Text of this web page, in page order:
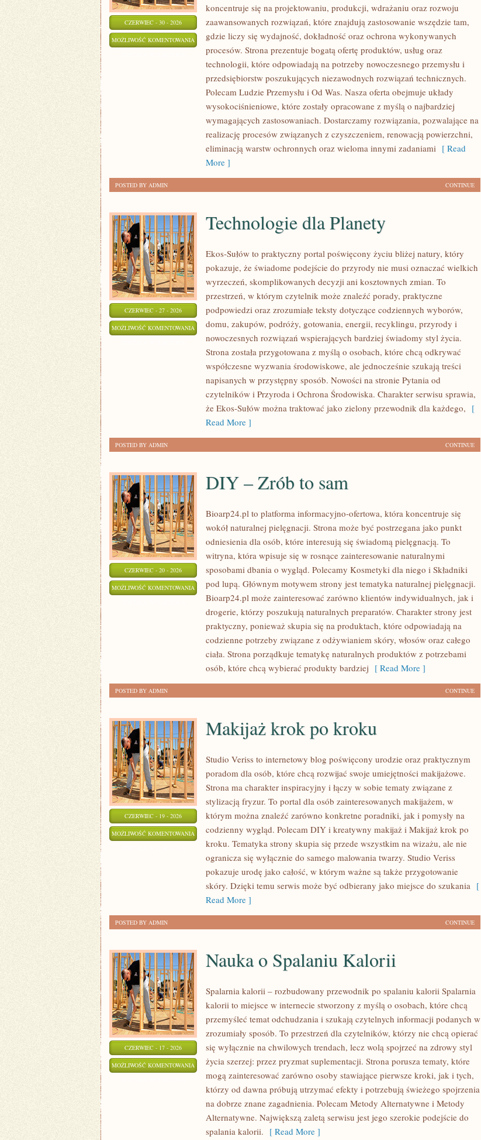
CZERWIEC - 30 - 2026
MOŻLIWOŚĆ KOMENTOWANIA ENERGETYKA
ZASOBY
koncentruje się na projektowaniu, produkcji, wdrażaniu oraz rozwoju
zaawansowanych rozwiązań, które znajdują zastosowanie wszędzie tam,
gdzie liczy się wydajność, dokładność oraz ochrona wykonywanych
procesów. Strona prezentuje bogatą ofertę produktów, usług oraz
technologii, które odpowiadają na potrzeby nowoczesnego przemysłu i
przedsiębiorstw poszukujących niezawodnych rozwiązań technicznych.
Polecam Ludzie Przemysłu i Od Was. Nasza oferta obejmuje układy
wysokociśnieniowe, które zostały opracowane z myślą o najbardziej
wymagających zastosowaniach. Dostarczamy rozwiązania, pozwalające na
realizację procesów związanych z czyszczeniem, renowacją powierzchni,
eliminacją warstw ochronnych oraz wieloma innymi zadaniami [ Read
More ]
CONTINUE
POSTED BY ADMIN
CZERWIEC - 27 - 2026
MOŻLIWOŚĆ KOMENTOWANIA TECHNOLOGIE
PLANETY
Technologie dla Planety
Ekos-Sułów to praktyczny portal poświęcony życiu bliżej natury, który
pokazuje, że świadome podejście do przyrody nie musi oznaczać wielkich
wyrzeczeń, skomplikowanych decyzji ani kosztownych zmian. To
przestrzeń, w którym czytelnik może znaleźć porady, praktyczne
podpowiedzi oraz zrozumiałe teksty dotyczące codziennych wyborów,
domu, zakupów, podróży, gotowania, energii, recyklingu, przyrody i
nowoczesnych rozwiązań wspierających bardziej świadomy styl życia.
Strona została przygotowana z myślą o osobach, które chcą odkrywać
współczesne wyzwania środowiskowe, ale jednocześnie szukają treści
napisanych w przystępny sposób. Nowości na stronie Pytania od
czytelników i Przyroda i Ochrona Środowiska. Charakter serwisu sprawia,
że Ekos-Sułów można traktować jako zielony przewodnik dla każdego, [
Read More ]
CONTINUE
POSTED BY ADMIN
CZERWIEC - 20 - 2026
MOŻLIWOŚĆ KOMENTOWANIA
ZRÓB
SAM
DIY – Zrób to sam
Bioarp24.pl to platforma informacyjno-ofertowa, która koncentruje się
wokół naturalnej pielęgnacji. Strona może być postrzegana jako punkt
odniesienia dla osób, które interesują się świadomą pielęgnacją. To
witryna, która wpisuje się w rosnące zainteresowanie naturalnymi
sposobami dbania o wygląd. Polecamy Kosmetyki dla niego i Składniki
pod lupą. Głównym motywem strony jest tematyka naturalnej pielęgnacji.
Bioarp24.pl może zainteresować zarówno klientów indywidualnych, jak i
drogerie, którzy poszukują naturalnych preparatów. Charakter strony jest
praktyczny, ponieważ skupia się na produktach, które odpowiadają na
codzienne potrzeby związane z odżywianiem skóry, włosów oraz całego
ciała. Strona porządkuje tematykę naturalnych produktów z potrzebami
osób, które chcą wybierać produkty bardziej [ Read More ]
CONTINUE
POSTED BY ADMIN
CZERWIEC - 19 - 2026
MOŻLIWOŚĆ KOMENTOWANIA MAKIJAŻ
KROK
KROKU
Makijaż krok po kroku
Studio Veriss to internetowy blog poświęcony urodzie oraz praktycznym
poradom dla osób, które chcą rozwijać swoje umiejętności makijażowe.
Strona ma charakter inspiracyjny i łączy w sobie tematy związane z
stylizacją fryzur. To portal dla osób zainteresowanych makijażem, w
którym można znaleźć zarówno konkretne poradniki, jak i pomysły na
codzienny wygląd. Polecam DIY i kreatywny makijaż i Makijaż krok po
kroku. Tematyka strony skupia się przede wszystkim na wizażu, ale nie
ogranicza się wyłącznie do samego malowania twarzy. Studio Veriss
pokazuje urodę jako całość, w którym ważne są także przygotowanie
skóry. Dzięki temu serwis może być odbierany jako miejsce do szukania [
Read More ]
CONTINUE
POSTED BY ADMIN
CZERWIEC - 17 - 2026
MOŻLIWOŚĆ KOMENTOWANIA NAUKA
SPALANIU
KALORII
Nauka o Spalaniu Kalorii
Spalarnia kalorii – rozbudowany przewodnik po spalaniu kalorii Spalarnia
kalorii to miejsce w internecie stworzony z myślą o osobach, które chcą
przemyśleć temat odchudzania i szukają czytelnych informacji podanych w
zrozumiały sposób. To przestrzeń dla czytelników, którzy nie chcą opierać
się wyłącznie na chwilowych trendach, lecz wolą spojrzeć na zdrowy styl
życia szerzej: przez pryzmat suplementacji. Strona porusza tematy, które
mogą zainteresować zarówno osoby stawiające pierwsze kroki, jak i tych,
którzy od dawna próbują utrzymać efekty i potrzebują świeżego spojrzenia
na dobrze znane zagadnienia. Polecam Metody Alternatywne i Metody
Alternatywne. Największą zaletą serwisu jest jego szerokie podejście do
spalania kalorii. [ Read More ]